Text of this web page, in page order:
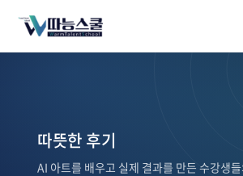
따뜻한 후기
AI 아트를 배우고 실제 결과를 만든 수강생